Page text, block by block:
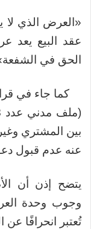
«العرض الذي لا
عقد البيع يعد
الحق في
بين المشتري
عنه عدم قبول
يتضح إذن أن
وجوب وحدة
تُعتبر انحرافًا عن